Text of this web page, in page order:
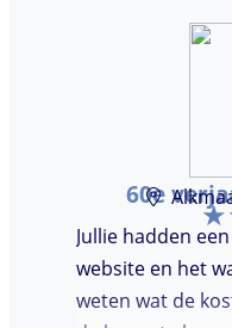
60e
Jullie hadden
website en het
weten wat de